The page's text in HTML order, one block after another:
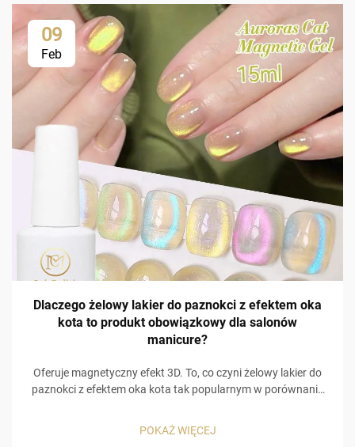
09
Feb
Dlaczego żelowy lakier do paznokci z efektem oka
kota to produkt obowiązkowy dla salonów
manicure?
Oferuje magnetyczny efekt 3D. To, co czyni żelowy lakier do
paznokci z efektem oka kota tak popularnym w porównaniu
holograficzny efekt 3D! Żelowy lakier do paznokci z efektem
oka kota zawiera specjalny, wbudowany w jego skład
POKAŻ WIĘCEJ